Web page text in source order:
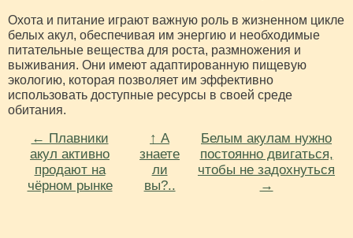
Охота и питание играют важную роль в жизненном цикле
белых акул, обеспечивая им энергию и необходимые
питательные вещества для роста, размножения и
выживания. Они имеют адаптированную пищевую
экологию, которая позволяет им эффективно
использовать доступные ресурсы в своей среде
обитания.
← Плавники
акул активно
продают на
чёрном рынке
↑ А
знаете
ли
вы?..
Белым акулам нужно
постоянно двигаться,
чтобы не задохнуться
→